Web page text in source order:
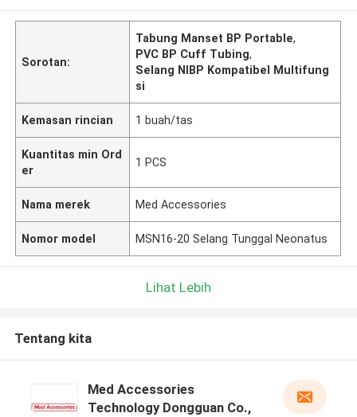
Sorotan:
Tabung Manset BP Portable,
PVC BP Cuff Tubing,
Selang NIBP Kompatibel Multifung
si
Kemasan rincian 1 buah/tas
Kuantitas min Ord
er
1 PCS
Nama merek Med Accessories
Nomor model MSN16-20 Selang Tunggal Neonatus
Lihat Lebih
Tentang kita
Med Accessories
Technology Dongguan Co.,